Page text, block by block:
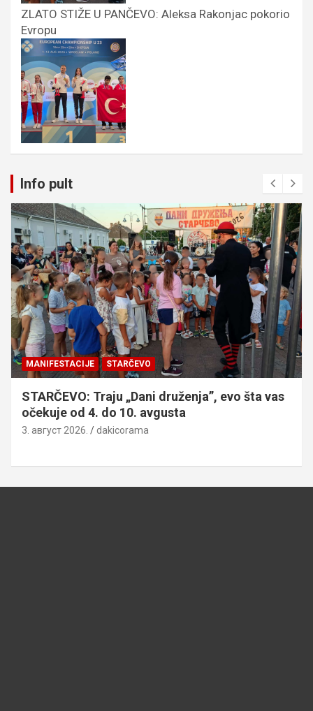
ZLATO STIŽE U PANČEVO: Aleksa Rakonjac pokorio
Evropu
Info pult
MANIFESTACIJE STARČEVO
STARČEVO: Traju „Dani druženja”, evo šta vas
očekuje od 4. do 10. avgusta
3. август 2026. dakicorama